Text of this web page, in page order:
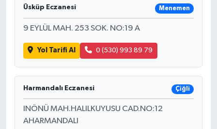
Üsküp Eczanesi Menemen
9 EYLÜL MAH. 253 SOK. NO:19 A
Yol Tarifi Al 0 (530) 993 89 79
Harmandalı Eczanesi Çiğli
INÖNÜ MAH.HALILKUYUSU CAD.NO:12
AHARMANDALI